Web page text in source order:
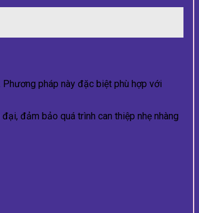
pháp này đặc biệt phù hợp với
đảm bảo quá trình can thiệp nhẹ nhàng